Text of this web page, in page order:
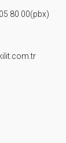
80 00(pbx)